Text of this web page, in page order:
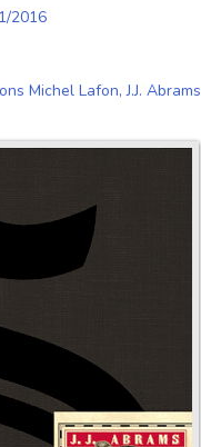
2016
Michel Lafon,J.J. Abrams